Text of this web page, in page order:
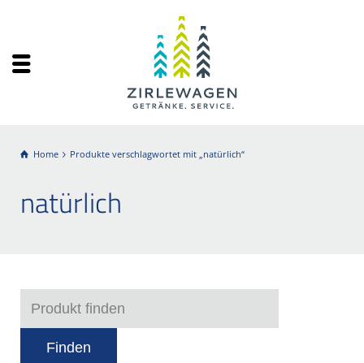
Home Produkte verschlagwortet mit „natürlich“
natürlich
Finden